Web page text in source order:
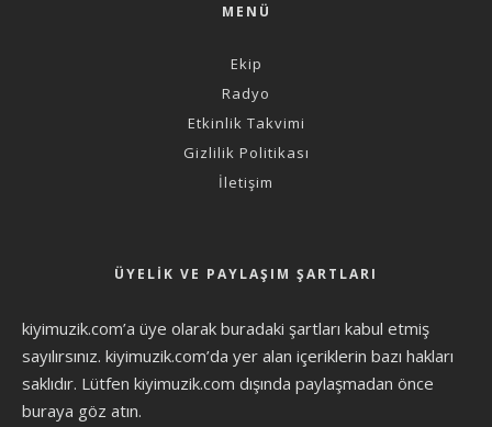
MENÜ
Ekip
Radyo
Etkinlik Takvimi
Gizlilik Politikası
İletişim
ÜYELIK VE PAYLAŞIM ŞARTLARI
kiyimuzik.com’a üye olarak buradaki şartları kabul etmiş
sayılırsınız. kiyimuzik.com’da yer alan içeriklerin bazı hakları
saklıdır. Lütfen kiyimuzik.com dışında paylaşmadan önce
buraya göz atın.